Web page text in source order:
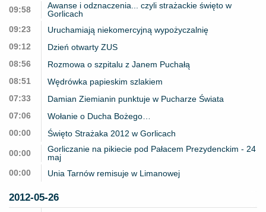
09:58
Awanse i odznaczenia... czyli strażackie święto w
Gorlicach
09:23
Uruchamiają niekomercyjną wypożyczalnię
09:12
Dzień otwarty ZUS
08:56
Rozmowa o szpitalu z Janem Puchałą
08:51
Wędrówka papieskim szlakiem
07:33
Damian Ziemianin punktuje w Pucharze Świata
07:06
Wołanie o Ducha Bożego…
00:00
Święto Strażaka 2012 w Gorlicach
00:00
Gorliczanie na pikiecie pod Pałacem Prezydenckim - 24
maj
00:00
Unia Tarnów remisuje w Limanowej
2012-05-26